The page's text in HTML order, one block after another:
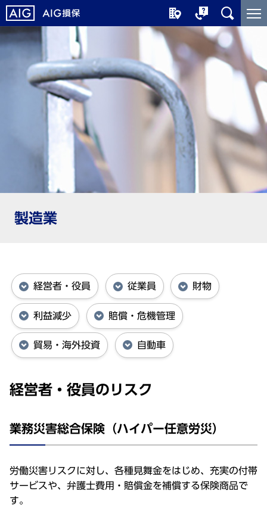
メ
イ
ン
こ
こ
か
製造業
経営者・役員 従業員 財物
利益減少 賠償・危機管理
貿易・海外投資 自動車
経営者・役員のリスク
業務災害総合保険（ハイパー任意労災）
労働災害リスクに対し、各種見舞金をはじめ、充実の付帯
サービスや、弁護士費用・賠償金を補償する保険商品で
す。